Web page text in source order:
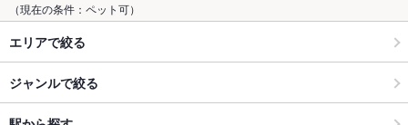
（現在の条件：ペット可）
エリアで絞る
ジャンルで絞る